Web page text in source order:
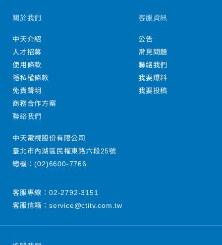
關於我們
中天介紹
人才招募
使用條款
隱私權條款
免責聲明
商務合作方案
客服資訊
公告
常見問題
聯絡我們
我要爆料
我要投稿
聯絡我們
中天電視股份有限公司
臺北市內湖區民權東路六段25號
總機：(02)6600-7766
客服專線： 02-2792-3151
客服信箱： service@ctitv.com.tw